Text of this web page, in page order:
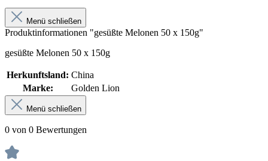
Menü schließen
Produktinformationen "gesüßte Melonen 50 x 150g"
gesüßte Melonen 50 x 150g
Herkunftsland: China
Marke:
Golden Lion
Menü schließen
0 von 0 Bewertungen